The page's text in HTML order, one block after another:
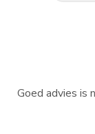
Goed advies is